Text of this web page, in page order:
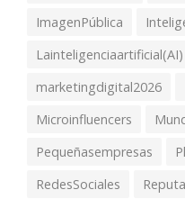
ImagenPública
Lainteligenciaartificial(AI)
marketingdigital2026
Microinfluencers
Pequeñasempresas
RedesSociales